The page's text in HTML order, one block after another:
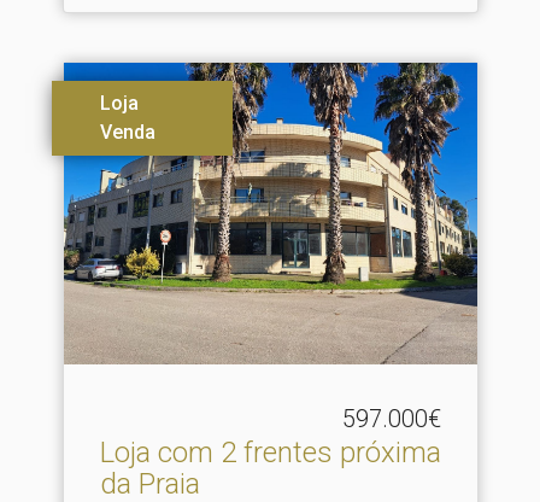
Loja
Venda
597.000€
Loja com 2 frentes próxima
da Praia